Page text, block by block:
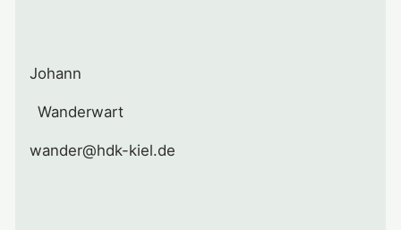
Johann
Wanderwart
wander@hdk-kiel.de